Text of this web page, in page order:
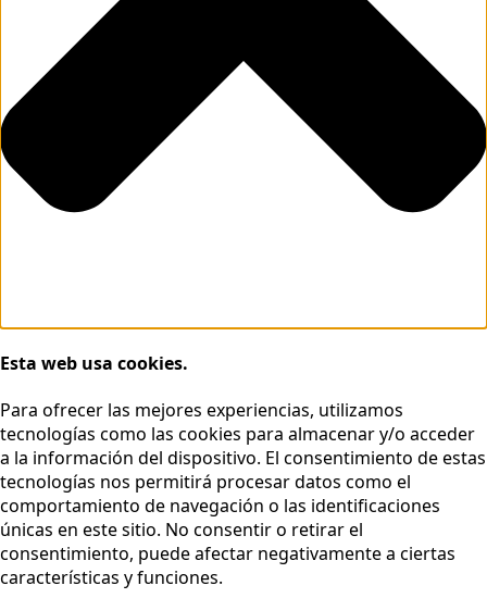
Esta web usa cookies.
Para ofrecer las mejores experiencias, utilizamos
tecnologías como las cookies para almacenar y/o acceder
a la información del dispositivo. El consentimiento de estas
tecnologías nos permitirá procesar datos como el
comportamiento de navegación o las identificaciones
únicas en este sitio. No consentir o retirar el
consentimiento, puede afectar negativamente a ciertas
características y funciones.